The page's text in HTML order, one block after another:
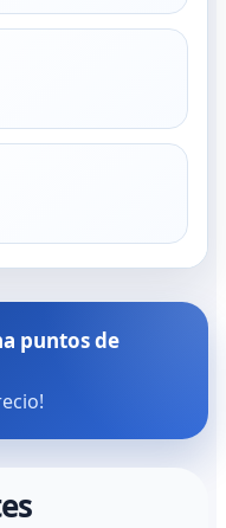
puntos de